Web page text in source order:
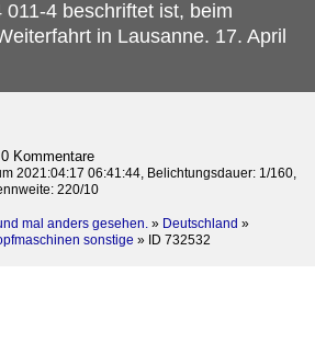
4 beschriftet ist, beim
in Lausanne. 17. April
Kommentare
2021:04:17 06:41:44, Belichtungsdauer: 1/160,
220/10
mal anders gesehen. » Deutschland »
sonstige » ID 732532